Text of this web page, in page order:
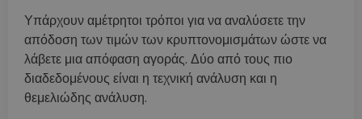
Υπάρχουν αμέτρητοι τρόποι για να αναλύσετε την
απόδοση των τιμών των κρυπτονομισμάτων ώστε να
λάβετε μια απόφαση αγοράς. Δύο από τους πιο
διαδεδομένους είναι η τεχνική ανάλυση και η
θεμελιώδης ανάλυση.